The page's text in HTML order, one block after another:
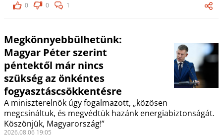
0
0 1
Megkönnyebbülhetünk:
Magyar Péter szerint
péntektől már nincs
szükség az önkéntes
fogyasztáscsökkentésre
A miniszterelnök úgy fogalmazott, „közösen
megcsináltuk, és megvédtük hazánk energiabiztonságát.
Köszönjük, Magyarország!”
2026.08.06 19:05